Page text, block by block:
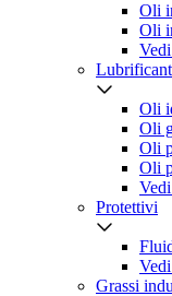
Oli
Oli
Oli
Oli
Oli
Oli
Protettivi
Grassi